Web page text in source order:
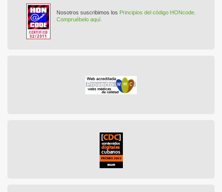
Nosotros suscribimos los Principios del código HONcode.
Compruébelo aquí.